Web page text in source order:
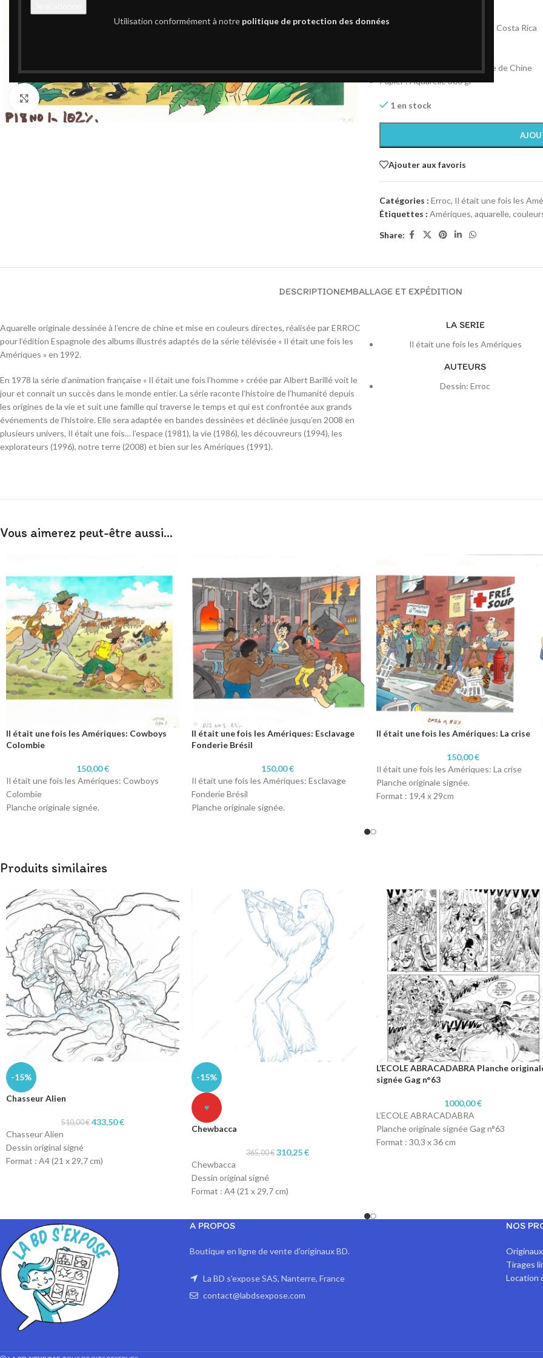
Utilisation conformément à notre politique de protection des données
Cliquez pour agrandir
Il était une fois les Amériques: Costa Rica
Technique : Aquarelle et Encre de Chine
Papier : Aquarelle 300 gr
1 en stock
Ajouter aux favoris
Catégories : Erroc, Il était une fois les
Étiquettes : Amériques, aquarelle,
Share:
DESCRIPTIONEMBALLAGE ET EXPÉDITION
Aquarelle originale dessinée à l’encre de chine et mise en couleurs directes, réalisée par ERROC
pour l’édition Espagnole des albums illustrés adaptés de la série télévisée « Il était une fois les
Amériques » en 1992.
En 1978 la série d’animation française « Il était une fois l’homme » créée par Albert Barillé voit le
jour et connait un succès dans le monde entier. La série raconte l’histoire de l’humanité depuis
les origines de la vie et suit une famille qui traverse le temps et qui est confrontée aux grands
événements de l’histoire. Elle sera adaptée en bandes dessinées et déclinée jusqu’en 2008 en
plusieurs univers, Il était une fois… l’espace (1981), la vie (1986), les découvreurs (1994), les
explorateurs (1996), notre terre (2008) et bien sur les Amériques (1991).
LA SERIE
Il était une fois les Amériques
AUTEURS
Dessin: Erroc
Vous aimerez peut-être aussi…
Il était une fois les Amériques: Cowboys
Colombie
150,00€
Il était une fois les Amériques: Cowboys
Colombie
Planche originale signée.
Il était une fois les Amériques: Esclavage
Fonderie Brésil
150,00€
Il était une fois les Amériques: Esclavage
Fonderie Brésil
Planche originale signée.
Il était une fois les Amériques: La crise
150,00€
Il était une fois les Amériques: La crise
Planche originale signée.
Format : 19,4 x 29cm
Produits similaires
-15%
Chasseur Alien
510,00€ 433,50€
Chasseur Alien
Dessin original signé
Format : A4 (21 x 29,7 cm)
-15%
♥
Chewbacca
365,00€ 310,25€
Chewbacca
Dessin original signé
Format : A4 (21 x 29,7 cm)
Papier : machine 90gr
L’ECOLE ABRACADABRA Planche
signée Gag n°63
1000,00€
L’ECOLE ABRACADABRA
Planche originale signée Gag n°63
Format : 30,3 x 36 cm
A PROPOS
Boutique en ligne de vente d'originaux BD.
La BD s'expose SAS, Nanterre, France
contact@labdsexpose.com
NOS
Tirages
Location